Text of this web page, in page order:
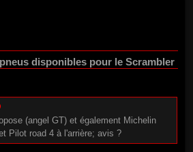
disponibles pour le Scrambler
(angel GT) et également Michelin
Pilot road 4 à l'arrière; avis ?